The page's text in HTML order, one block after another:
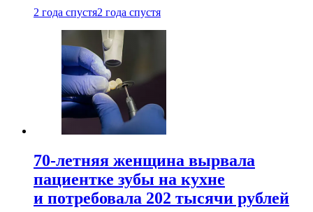
2 года спустя2 года спустя
70-летняя женщина вырвала
пациентке зубы на кухне
и потребовала 202 тысячи рублей